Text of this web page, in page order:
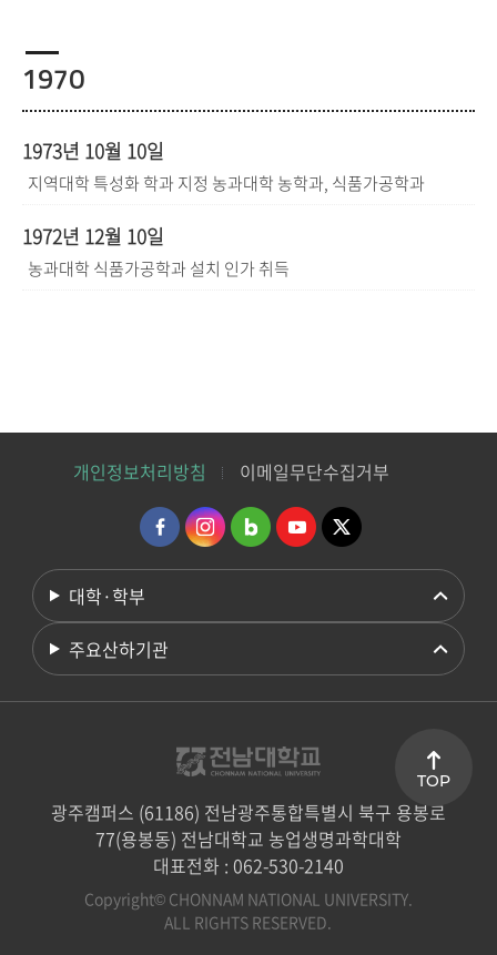
1970
1973년 10월 10일
지역대학 특성화 학과 지정 농과대학 농학과, 식품가공학과
1972년 12월 10일
농과대학 식품가공학과 설치 인가 취득
개인정보처리방침 이메일무단수집거부
대학·학부
주요산하기관
광주캠퍼스 (61186) 전남광주통합특별시 북구 용봉로
77(용봉동) 전남대학교 농업생명과학대학
대표전화 : 062-530-2140
Copyright© CHONNAM NATIONAL UNIVERSITY.
ALL RIGHTS RESERVED.
TOP